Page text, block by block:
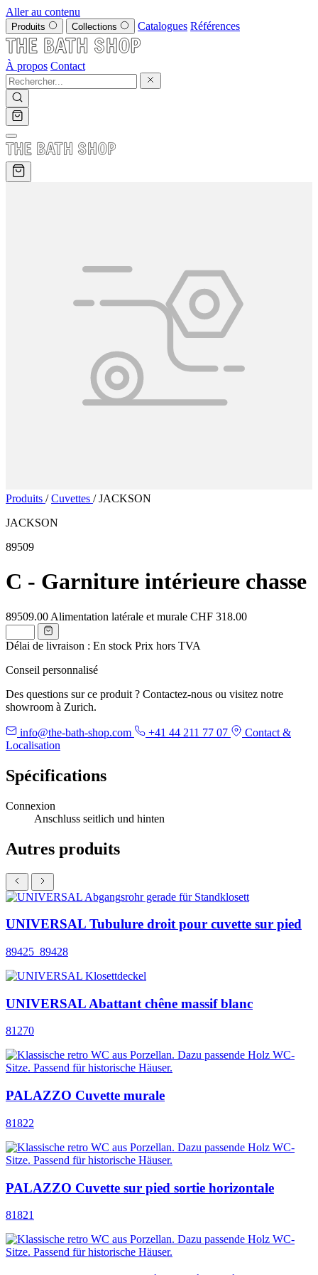
Aller au contenu
Produits Collections Catalogues Références
À propos Contact
Produits / Cuvettes / JACKSON
JACKSON
89509
C - Garniture intérieure chasse
89509.00 Alimentation latérale et murale CHF 318.00
Délai de livraison : En stock Prix hors TVA
Conseil personnalisé
Des questions sur ce produit ? Contactez-nous ou visitez notre
showroom à Zurich.
info@the-bath-shop.com +41 44 211 77 07
Contact &
Localisation
Spécifications
Connexion
Anschluss seitlich und hinten
Autres produits
UNIVERSAL Tubulure droit pour cuvette sur pied
89425_89428
UNIVERSAL Abattant chêne massif blanc
81270
PALAZZO Cuvette murale
81822
PALAZZO Cuvette sur pied sortie horizontale
81821